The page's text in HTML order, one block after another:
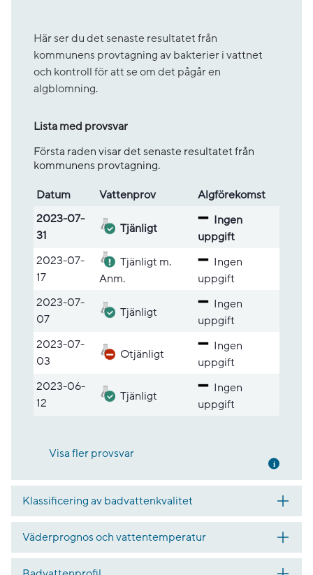
Här ser du det senaste resultatet från
kommunens provtagning av bakterier i vattnet
och kontroll för att se om det pågår en
algblomning.
Lista med provsvar
Första raden visar det senaste resultatet från
kommunens provtagning.
Lista med provsvar
Datum Vatten­prov
Alg­före­komst
2023-07-
31
Tjänligt
Ingen
uppgift
2023-07-
17
Tjänligt m.
Anm.
Ingen
uppgift
2023-07-
07
Tjänligt
Ingen
uppgift
2023-07-
03
Otjänligt
Ingen
uppgift
2023-06-
12
Tjänligt
Ingen
uppgift
Visa fler provsvar Mer
Klassificering av badvattenkvalitet
Väderprognos och vattentemperatur